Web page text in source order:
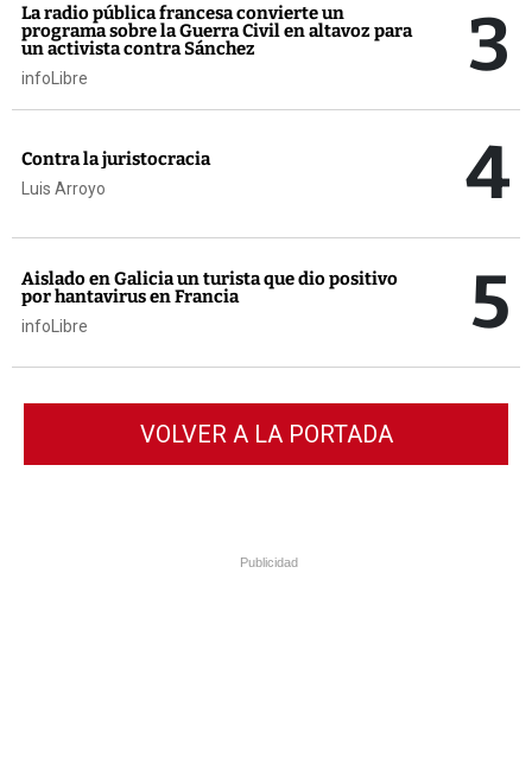
La radio pública francesa convierte un
programa sobre la Guerra Civil en altavoz para
un activista contra Sánchez
infoLibre 3
Contra la juristocracia
Luis Arroyo 4
Aislado en Galicia un turista que dio positivo
por hantavirus en Francia
infoLibre 5
VOLVER A LA PORTADA
Publicidad